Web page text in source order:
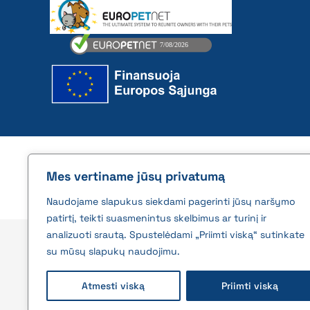
Mes vertiname jūsų privatumą
Naudojame slapukus siekdami pagerinti jūsų naršymo
patirtį, teikti suasmenintus skelbimus ar turinį ir
analizuoti srautą. Spustelėdami „Priimti viską“ sutinkate
su mūsų slapukų naudojimu.
Atmesti viską Priimti viską
2026 © All rights reserved | VĮ Žemės ūkio